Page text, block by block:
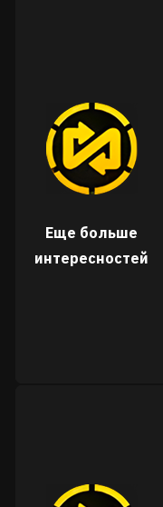
Еще больше
интересностей